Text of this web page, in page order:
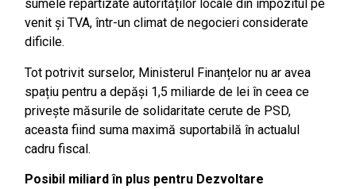
sumele repartizate autorităților locale din impozitul pe
venit și TVA, într-un climat de negocieri considerate
dificile.
Tot potrivit surselor, Ministerul Finanțelor nu ar avea
spațiu pentru a depăși 1,5 miliarde de lei în ceea ce
privește măsurile de solidaritate cerute de PSD,
aceasta fiind suma maximă suportabilă în actualul
cadru fiscal.
Posibil miliard în plus pentru Dezvoltare